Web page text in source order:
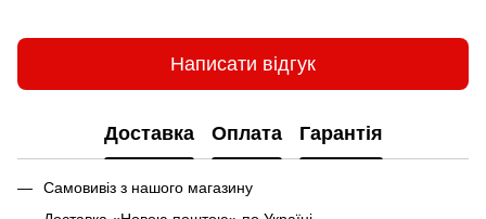
Написати відгук
Доставка Оплата Гарантія
Самовивіз з нашого магазину